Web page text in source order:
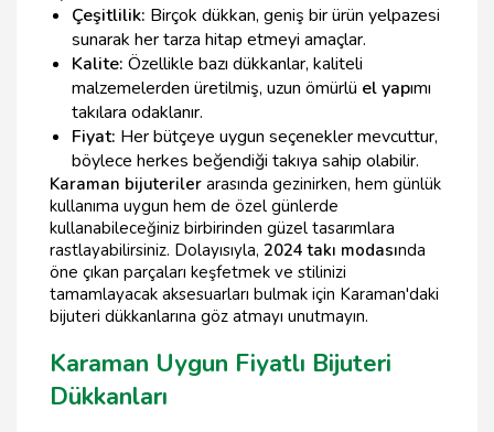
Çeşitlilik: Birçok dükkan, geniş bir ürün yelpazesi
sunarak her tarza hitap etmeyi amaçlar.
Kalite: Özellikle bazı dükkanlar, kaliteli
malzemelerden üretilmiş, uzun ömürlü el yapımı
takılara odaklanır.
Fiyat: Her bütçeye uygun seçenekler mevcuttur,
böylece herkes beğendiği takıya sahip olabilir.
Karaman bijuteriler arasında gezinirken, hem günlük
kullanıma uygun hem de özel günlerde
kullanabileceğiniz birbirinden güzel tasarımlara
rastlayabilirsiniz. Dolayısıyla, 2024 takı modasında
öne çıkan parçaları keşfetmek ve stilinizi
tamamlayacak aksesuarları bulmak için Karaman'daki
bijuteri dükkanlarına göz atmayı unutmayın.
Karaman Uygun Fiyatlı Bijuteri
Dükkanları